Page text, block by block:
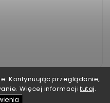
Kontynuując przeglądanie,
Więcej informacji tutaj.